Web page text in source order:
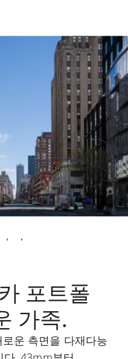
포트폴
가족.
운 측면을 다재다능